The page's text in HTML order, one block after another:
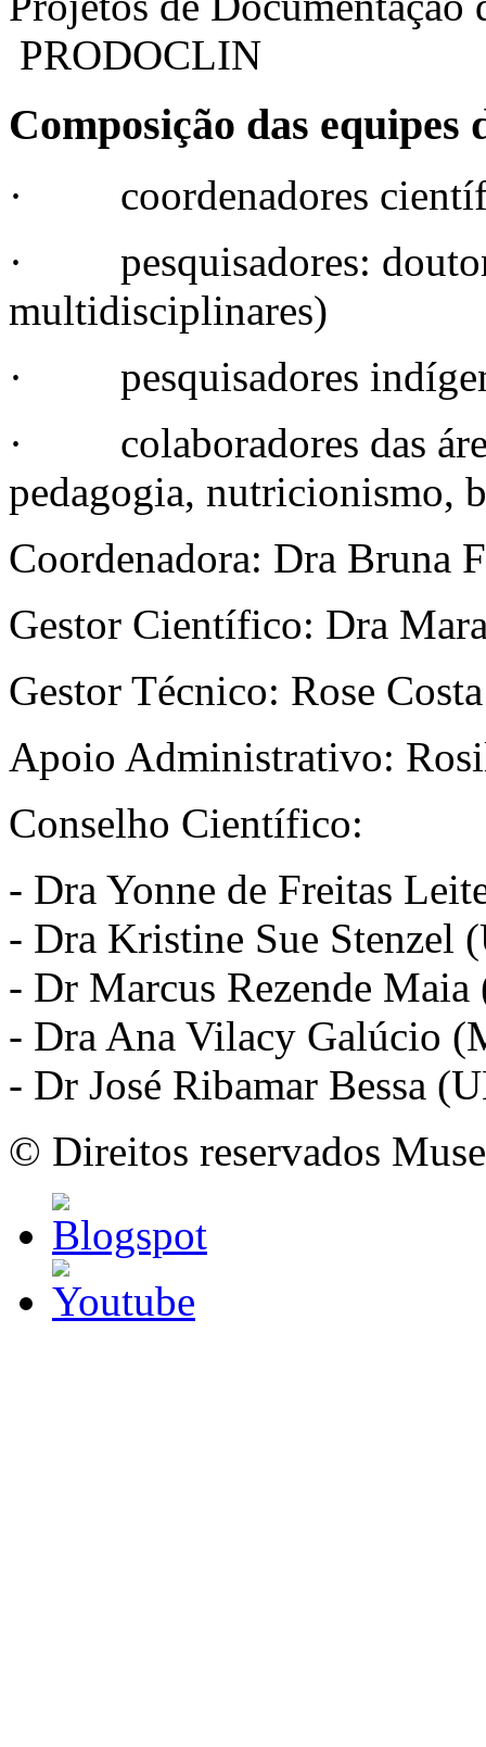
PRODOCLIN
Composição das equipes
· coordenadores
· pesquisadores:
multidisciplinares)
· pesquisadores
· colaboradores das
pedagogia, nutricionismo,
Coordenadora: Dra Bruna
Gestor Científico: Dra
Gestor Técnico: Rose Costa
Apoio Administrativo:
Conselho Científico:
- Dra Yonne de Freitas
- Dra Kristine Sue Stenzel
- Dr Marcus Rezende Maia
- Dra Ana Vilacy Galúcio
- Dr José Ribamar Bessa
© Direitos reservados